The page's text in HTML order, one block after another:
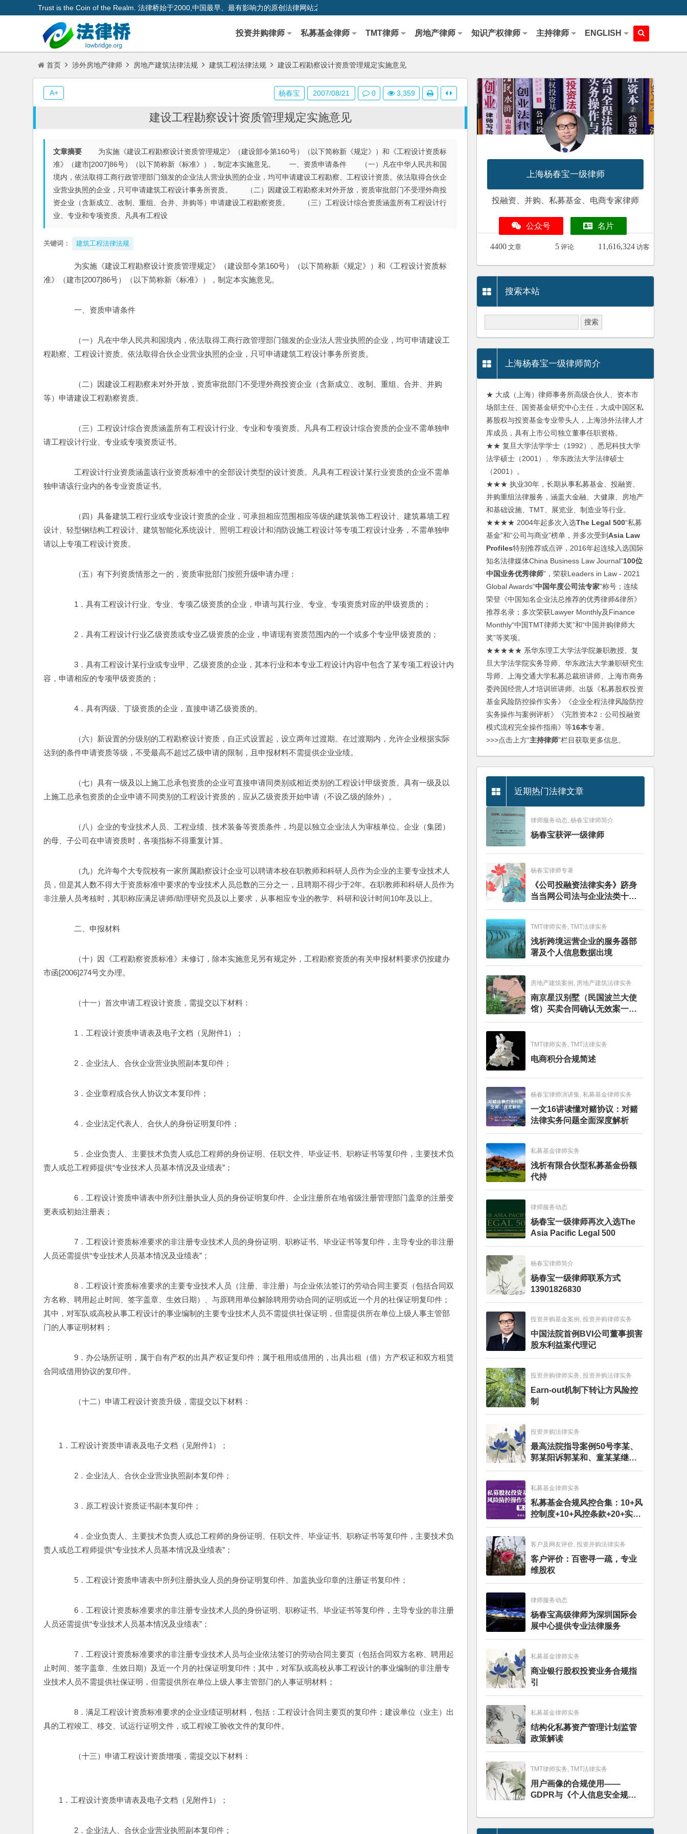
Trust is the Coin of the Realm. 法律桥始于2000,中国最早、最有影响力的原创法律网站之一
投资并购律师 私募基金律师 TMT律师 房地产律师 知识产权律师 主持律师 ENGLISH
首页 涉外房地产律师 房地产建筑法律法规 建筑工程法律法规 建设工程勘察设计资质管理规定实施意见
建设工程勘察设计资质管理规定实施意见
文章摘要 为实施《建设工程勘察设计资质管理规定》（建设部令第160号）（以下简称新《规定》）和《工程设计资质标
准》（建市[2007]86号）（以下简称新《标准》），制定本实施意见。 一、资质申请条件 （一）凡在中华人民共和国
境内，依法取得工商行政管理部门颁发的企业法人营业执照的企业，均可申请建设工程勘察、工程设计资质。依法取得合伙企
业营业执照的企业，只可申请建筑工程设计事务所资质。 （二）因建设工程勘察未对外开放，资质审批部门不受理外商投
资企业（含新成立、改制、重组、合并、并购等）申请建设工程勘察资质。 （三）工程设计综合资质涵盖所有工程设计行
业、专业和专项资质。凡具有工程设
关键词： 建筑工程法律法规
为实施《建设工程勘察设计资质管理规定》（建设部令第160号）（以下简称新《规定》）和《工程设计资质标
准》（建市[2007]86号）（以下简称新《标准》），制定本实施意见。
一、资质申请条件
（一）凡在中华人民共和国境内，依法取得工商行政管理部门颁发的企业法人营业执照的企业，均可申请建设工
程勘察、工程设计资质。依法取得合伙企业营业执照的企业，只可申请建筑工程设计事务所资质。
（二）因建设工程勘察未对外开放，资质审批部门不受理外商投资企业（含新成立、改制、重组、合并、并购
等）申请建设工程勘察资质。
（三）工程设计综合资质涵盖所有工程设计行业、专业和专项资质。凡具有工程设计综合资质的企业不需单独申
请工程设计行业、专业或专项资质证书。
工程设计行业资质涵盖该行业资质标准中的全部设计类型的设计资质。凡具有工程设计某行业资质的企业不需单
独申请该行业内的各专业资质证书。
（四）具备建筑工程行业或专业设计资质的企业，可承担相应范围相应等级的建筑装饰工程设计、建筑幕墙工程
设计、轻型钢结构工程设计、建筑智能化系统设计、照明工程设计和消防设施工程设计等专项工程设计业务，不需单独申
请以上专项工程设计资质。
（五）有下列资质情形之一的，资质审批部门按照升级申请办理：
1．具有工程设计行业、专业、专项乙级资质的企业，申请与其行业、专业、专项资质对应的甲级资质的；
2．具有工程设计行业乙级资质或专业乙级资质的企业，申请现有资质范围内的一个或多个专业甲级资质的；
3．具有工程设计某行业或专业甲、乙级资质的企业，其本行业和本专业工程设计内容中包含了某专项工程设计内
容，申请相应的专项甲级资质的；
4．具有丙级、丁级资质的企业，直接申请乙级资质的。
（六）新设置的分级别的工程勘察设计资质，自正式设置起，设立两年过渡期。在过渡期内，允许企业根据实际
达到的条件申请资质等级，不受最高不超过乙级申请的限制，且申报材料不需提供企业业绩。
（七）具有一级及以上施工总承包资质的企业可直接申请同类别或相近类别的工程设计甲级资质。具有一级及以
上施工总承包资质的企业申请不同类别的工程设计资质的，应从乙级资质开始申请（不设乙级的除外）。
（八）企业的专业技术人员、工程业绩、技术装备等资质条件，均是以独立企业法人为审核单位。企业（集团）
的母、子公司在申请资质时，各项指标不得重复计算。
（九）允许每个大专院校有一家所属勘察设计企业可以聘请本校在职教师和科研人员作为企业的主要专业技术人
员，但是其人数不得大于资质标准中要求的专业技术人员总数的三分之一，且聘期不得少于2年。在职教师和科研人员作为
非注册人员考核时，其职称应满足讲师/助理研究员及以上要求，从事相应专业的教学、科研和设计时间10年及以上。
二、申报材料
（十）因《工程勘察资质标准》未修订，除本实施意见另有规定外，工程勘察资质的有关申报材料要求仍按建办
市函[2006]274号文办理。
（十一）首次申请工程设计资质，需提交以下材料：
1．工程设计资质申请表及电子文档（见附件1）；
2．企业法人、合伙企业营业执照副本复印件；
3．企业章程或合伙人协议文本复印件；
4．企业法定代表人、合伙人的身份证明复印件；
5．企业负责人、主要技术负责人或总工程师的身份证明、任职文件、毕业证书、职称证书等复印件，主要技术负
责人或总工程师提供“专业技术人员基本情况及业绩表”；
6．工程设计资质申请表中所列注册执业人员的身份证明复印件、企业注册所在地省级注册管理部门盖章的注册变
更表或初始注册表；
7．工程设计资质标准要求的非注册专业技术人员的身份证明、职称证书、毕业证书等复印件，主导专业的非注册
人员还需提供“专业技术人员基本情况及业绩表”；
8．工程设计资质标准要求的主要专业技术人员（注册、非注册）与企业依法签订的劳动合同主要页（包括合同双
方名称、聘用起止时间、签字盖章、生效日期）、与原聘用单位解除聘用劳动合同的证明或近一个月的社保证明复印件；
其中，对军队或高校从事工程设计的事业编制的主要专业技术人员不需提供社保证明，但需提供所在单位上级人事主管部
门的人事证明材料；
9．办公场所证明，属于自有产权的出具产权证复印件；属于租用或借用的，出具出租（借）方产权证和双方租赁
合同或借用协议的复印件。
（十二）申请工程设计资质升级，需提交以下材料：
1．工程设计资质申请表及电子文档（见附件1）；
2．企业法人、合伙企业营业执照副本复印件；
3．原工程设计资质证书副本复印件；
4．企业负责人、主要技术负责人或总工程师的身份证明、任职文件、毕业证书、职称证书等复印件，主要技术负
责人或总工程师提供“专业技术人员基本情况及业绩表”；
5．工程设计资质申请表中所列注册执业人员的身份证明复印件、加盖执业印章的注册证书复印件；
6．工程设计资质标准要求的非注册专业技术人员的身份证明、职称证书、毕业证书等复印件，主导专业的非注册
人员还需提供“专业技术人员基本情况及业绩表”；
7．工程设计资质标准要求的非注册专业技术人员与企业依法签订的劳动合同主要页（包括合同双方名称、聘用起
止时间、签字盖章、生效日期）及近一个月的社保证明复印件；其中，对军队或高校从事工程设计的事业编制的非注册专
业技术人员不需提供社保证明，但需提供所在单位上级人事主管部门的人事证明材料；
8．满足工程设计资质标准要求的企业业绩证明材料，包括：工程设计合同主要页的复印件；建设单位（业主）出
具的工程竣工、移交、试运行证明文件，或工程竣工验收文件的复印件。
（十三）申请工程设计资质增项，需提交以下材料：
1．工程设计资质申请表及电子文档（见附件1）；
2．企业法人、合伙企业营业执照副本复印件；
杨春宝 2007/08/21 0 3,359
A+
上海杨春宝一级律师
投融资、并购、私募基金、电商专家律师
公众号 名片
4400 文章 5 评论 11,616,324 访客
搜索本站
上海杨春宝一级律师简介
★ 大成（上海）律师事务所高级合伙人、资本市
场部主任、国资基金研究中心主任，大成中国区私
募股权与投资基金专业带头人，上海涉外法律人才
库成员，具有上市公司独立董事任职资格。
★★ 复旦大学法学学士（1992）、悉尼科技大学
法学硕士（2001）、华东政法大学法律硕士
（2001）。
★★★ 执业30年，长期从事私募基金、投融资、
并购重组法律服务，涵盖大金融、大健康、房地产
和基础设施、TMT、展览业、制造业等行业。
★★★★ 2004年起多次入选The Legal 500“私募
基金”和“公司与商业”榜单，并多次受到Asia Law
Profiles特别推荐或点评，2016年起连续入选国际
知名法律媒体China Business Law Journal“100位
中国业务优秀律师”，荣获Leaders in Law - 2021
Global Awards“中国年度公司法专家”称号；连续
荣登《中国知名企业法总推荐的优秀律师&律所》
推荐名录；多次荣获Lawyer Monthly及Finance
Monthly“中国TMT律师大奖”和“中国并购律师大
奖”等奖项。
★★★★★ 系华东理工大学法学院兼职教授、复
旦大学法学院实务导师、华东政法大学兼职研究生
导师、上海交通大学私募总裁班讲师、上海市商务
委跨国经营人才培训班讲师。出版《私募股权投资
基金风险防控操作实务》《企业全程法律风险防控
实务操作与案例评析》《完胜资本2：公司投融资
模式流程完全操作指南》等16本专著。
>>>点击上方“主持律师”栏目获取更多信息。
近期热门法律文章
律师服务动态, 杨春宝律师简介
杨春宝获评一级律师
杨春宝律师专著
《公司投融资法律实务》跻身
当当网公司法与企业法类十大
畅销图书榜
TMT律师实务, TMT法律实务
浅析跨境运营企业的服务器部
署及个人信息数据出境
房地产建筑案例, 房地产建筑法律实务
南京星汉别墅（民国波兰大使
馆）买卖合同确认无效案一审
判决书
TMT律师实务, TMT法律实务
电商积分合规简述
杨春宝律师演讲集, 私募基金律师实务
一文16讲读懂对赌协议：对赌
法律实务问题全面深度解析
私募基金律师实务
浅析有限合伙型私募基金份额
代持
律师服务动态
杨春宝一级律师再次入选The
Asia Pacific Legal 500
杨春宝律师简介
杨春宝一级律师联系方式
13901826830
投资并购基金案例, 投资并购律师实务
中国法院首例BVI公司董事损害
股东利益案代理记
投资并购律师实务, 投资并购法律实务
Earn-out机制下转让方风险控
制
投资并购法律实务
最高法院指导案例50号李某、
郭某阳诉郭某和、童某某继承
纠纷案
私募基金律师实务
私募基金合规风控合集：10+风
控制度+10+风控条款+20+实务
文章+每月动态
客户及网友评价, 投资并购法律实务
客户评价：百密寻一疏，专业
维股权
律师服务动态
杨春宝高级律师为深圳国际会
展中心提供专业法律服务
私募基金律师实务
商业银行股权投资业务合规指
引
私募基金律师实务
结构化私募资产管理计划监管
政策解读
TMT律师实务, TMT法律实务
用户画像的合规使用——
GDPR与《个人信息安全规